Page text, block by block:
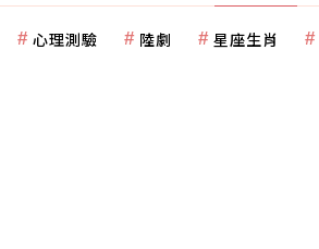
心理測驗 陸劇 星座生肖